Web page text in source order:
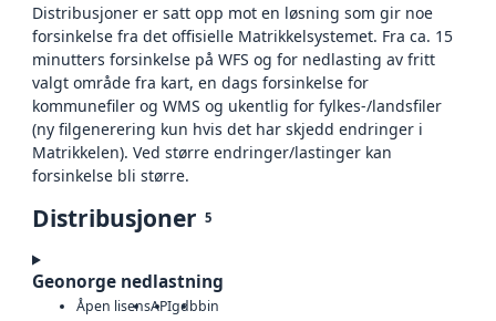
Distribusjoner er satt opp mot en løsning som gir noe
forsinkelse fra det offisielle Matrikkelsystemet. Fra ca. 15
minutters forsinkelse på WFS og for nedlasting av fritt
valgt område fra kart, en dags forsinkelse for
kommunefiler og WMS og ukentlig for fylkes-/landsfiler
(ny filgenerering kun hvis det har skjedd endringer i
Matrikkelen). Ved større endringer/lastinger kan
forsinkelse bli større.
Distribusjoner 5
Geonorge nedlastning
Åpen lisensAPIgdbbin